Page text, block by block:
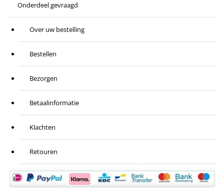
Onderdeel gevraagd
Over uw bestelling
Bestellen
Bezorgen
Betaalinformatie
Klachten
Retouren